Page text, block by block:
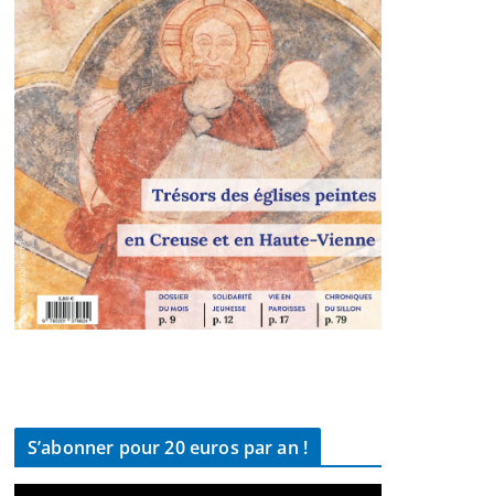
S’abonner pour 20 euros par an !